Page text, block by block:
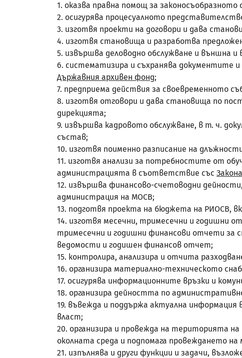
1. оказва правна помощ за
2. осигурява процесуалното
3. изготвя проекти на договори и дава
4. изготвя становища и разработва
5. извършва деловодно обслужване и външна
6. систематизира и съхранява документите
Държавния архивен фонд;
7. предприема действия за своевременното
8. изготвя отговори и дава становища по
дирекцията;
9. извършва кадровото обслужване, в т. ч.
състав;
10. изготвя поименно разписание на
11. изготвя анализи за потребностите от
администрацията в съответствие със
12. извършва финансово-счетоводни
администрация на МОСВ;
13. подготвя проекта на бюджета на РИОСВ,
14. изготвя месечни, тримесечни и годишни
тримесечни и годишни финансови отчети за
ведомости и годишен финансов отчет;
15. контролира, анализира и отчита
16. организира материално-техническото
17. осигурява информационните връзки и
18. организира дейността по
19. въвежда и поддържа актуална
власт;
20. организира и провежда на територията
околната среда и подпомага провеждането
21. изпълнява и други функции и задачи,